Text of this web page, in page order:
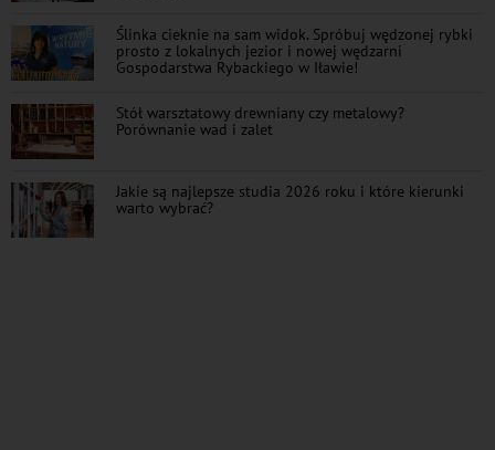
Ślinka cieknie na sam widok. Spróbuj wędzonej rybki
prosto z lokalnych jezior i nowej wędzarni
Gospodarstwa Rybackiego w Iławie!
Stół warsztatowy drewniany czy metalowy?
Porównanie wad i zalet
Jakie są najlepsze studia 2026 roku i które kierunki
warto wybrać?